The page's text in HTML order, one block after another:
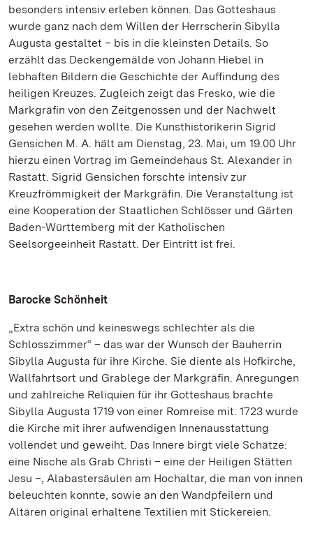
besonders intensiv erleben können. Das Gotteshaus
wurde ganz nach dem Willen der Herrscherin Sibylla
Augusta gestaltet – bis in die kleinsten Details. So
erzählt das Deckengemälde von Johann Hiebel in
lebhaften Bildern die Geschichte der Auffindung des
heiligen Kreuzes. Zugleich zeigt das Fresko, wie die
Markgräfin von den Zeitgenossen und der Nachwelt
gesehen werden wollte. Die Kunsthistorikerin Sigrid
Gensichen M. A. hält am Dienstag, 23. Mai, um 19.00 Uhr
hierzu einen Vortrag im Gemeindehaus St. Alexander in
Rastatt. Sigrid Gensichen forschte intensiv zur
Kreuzfrömmigkeit der Markgräfin. Die Veranstaltung ist
eine Kooperation der Staatlichen Schlösser und Gärten
Baden-Württemberg mit der Katholischen
Seelsorgeeinheit Rastatt. Der Eintritt ist frei.
Barocke Schönheit
„Extra schön und keineswegs schlechter als die
Schlosszimmer“ – das war der Wunsch der Bauherrin
Sibylla Augusta für ihre Kirche. Sie diente als Hofkirche,
Wallfahrtsort und Grablege der Markgräfin. Anregungen
und zahlreiche Reliquien für ihr Gotteshaus brachte
Sibylla Augusta 1719 von einer Romreise mit. 1723 wurde
die Kirche mit ihrer aufwendigen Innenausstattung
vollendet und geweiht. Das Innere birgt viele Schätze:
eine Nische als Grab Christi – eine der Heiligen Stätten
Jesu –, Alabastersäulen am Hochaltar, die man von innen
beleuchten konnte, sowie an den Wandpfeilern und
Altären original erhaltene Textilien mit Stickereien.